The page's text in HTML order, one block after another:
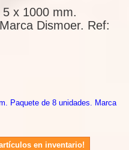
x 1000 mm.
Dismoer. Ref:
Paquete de 8 unidades. Marca
en inventario!